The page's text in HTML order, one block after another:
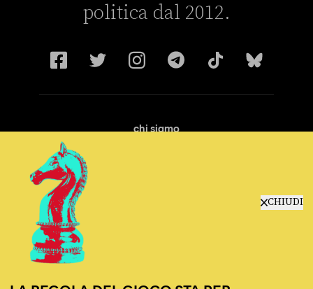
CHIUDI
politica dal 2012.
chi siamo